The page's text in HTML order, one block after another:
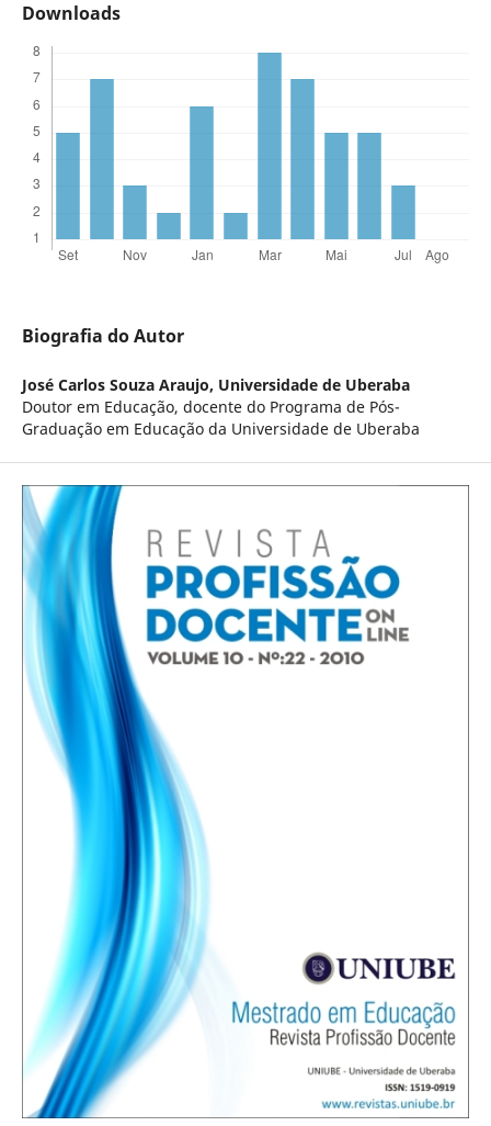
Downloads
Biografia do Autor
José Carlos Souza Araujo, Universidade de Uberaba
Doutor em Educação, docente do Programa de Pós-
Graduação em Educação da Universidade de Uberaba